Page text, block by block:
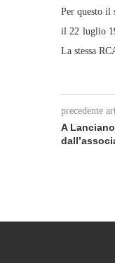
Per questo il
il 22 luglio
La stessa
precedente
A